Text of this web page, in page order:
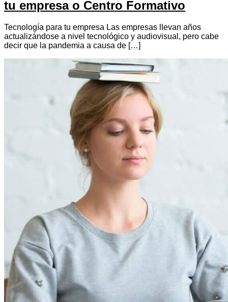
tu empresa o Centro Formativo
Tecnología para tu empresa Las empresas llevan años
actualizándose a nivel tecnológico y audiovisual, pero cabe
decir que la pandemia a causa de […]